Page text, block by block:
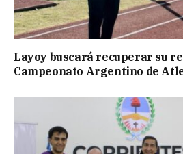
Layoy buscará recuperar su
Campeonato Argentino de